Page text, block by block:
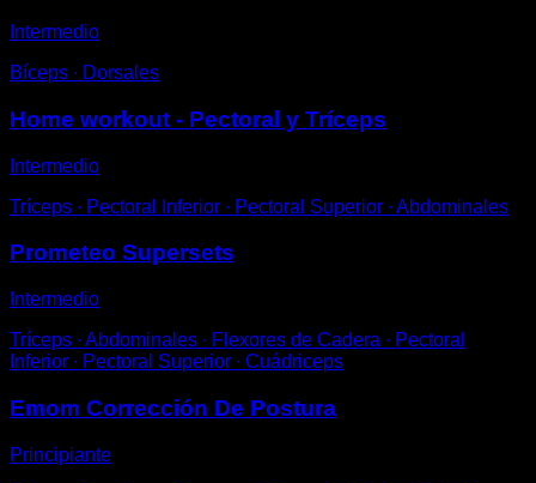
Intermedio
Bíceps ∙ Dorsales
Home workout - Pectoral y Tríceps
Intermedio
Tríceps ∙ Pectoral Inferior ∙ Pectoral Superior ∙ Abdominales
Prometeo Supersets
Intermedio
Tríceps ∙ Abdominales ∙ Flexores de Cadera ∙ Pectoral
Inferior ∙ Pectoral Superior ∙ Cuádriceps
Emom Corrección De Postura
Principiante